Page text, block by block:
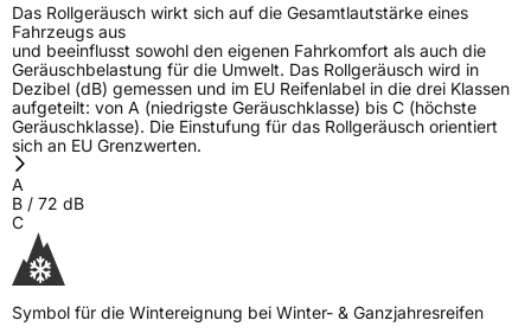
HerstellerkontaktKumho Tire Europe GmbH, KUMHO TIRE
D-63067 Offenbach Germany, kumhotire.de,
technik@kumhotire.de
Das Rollgeräusch wirkt sich auf die Gesamtlautstärke eines
Fahrzeugs aus
und beeinflusst sowohl den eigenen Fahrkomfort als auch die
Geräuschbelastung für die Umwelt. Das Rollgeräusch wird in
Dezibel (dB) gemessen und im EU Reifenlabel in die drei Klassen
aufgeteilt: von A (niedrigste Geräuschklasse) bis C (höchste
Geräuschklasse). Die Einstufung für das Rollgeräusch orientiert
sich an EU Grenzwerten.
A
B / 72 dB
C
Symbol für die Wintereignung bei Winter- & Ganzjahresreifen